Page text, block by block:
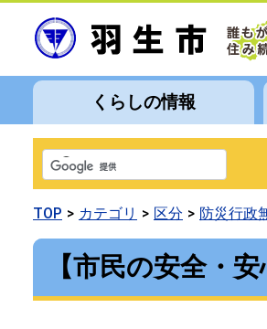
くらしの情報
TOP カテゴリ 区分 防災行政
【市民の安全・